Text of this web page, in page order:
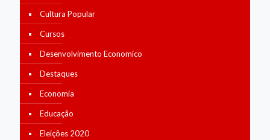
Cultura Popular
Cursos
Desenvolvimento Economico
Destaques
Economia
Educação
Eleições 2020